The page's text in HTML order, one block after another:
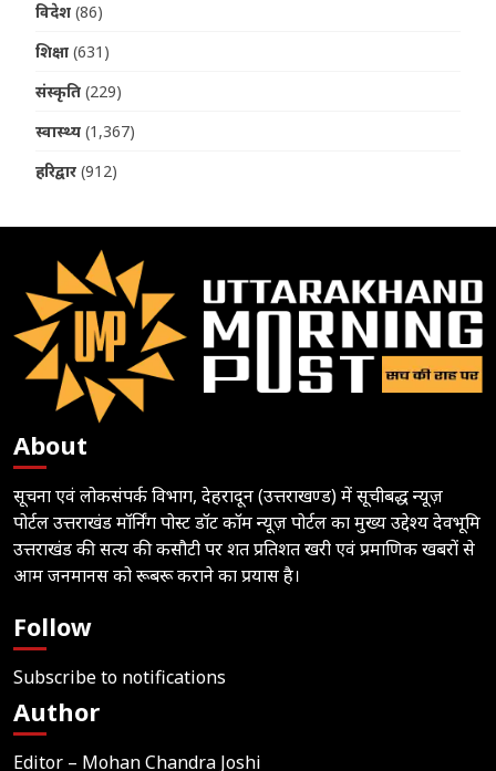
विदेश (86)
शिक्षा (631)
संस्कृति (229)
स्वास्थ्य (1,367)
हरिद्वार (912)
About
सूचना एवं लोकसंपर्क विभाग, देहरादून (उत्तराखण्ड) में सूचीबद्ध न्यूज़
पोर्टल उत्तराखंड मॉर्निंग पोस्ट डॉट कॉम न्यूज़ पोर्टल का मुख्य उद्देश्य देवभूमि
उत्तराखंड की सत्य की कसौटी पर शत प्रतिशत खरी एवं प्रमाणिक खबरों से
आम जनमानस को रूबरू कराने का प्रयास है।
Follow
Subscribe to notifications
Author
Editor – Mohan Chandra Joshi